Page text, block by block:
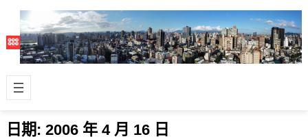
日期: 2006 年 4 月 16 日